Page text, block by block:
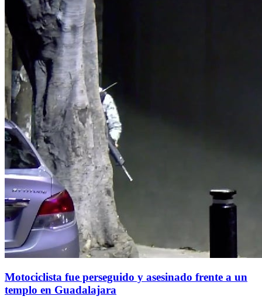
Motociclista fue perseguido y asesinado frente a un
templo en Guadalajara